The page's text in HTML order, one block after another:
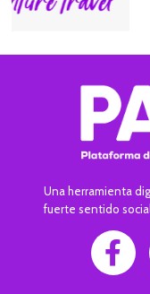
Una herramienta
fuerte sentido